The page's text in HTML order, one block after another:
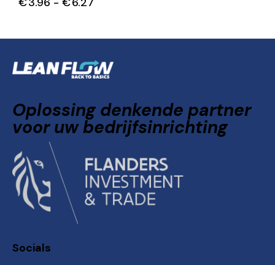
Oplossing denkende partner
voor uw bedrijfsinrichting
Socials